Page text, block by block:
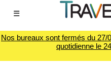
☰
Nos bureaux sont fermés du 27/
quotidienne le